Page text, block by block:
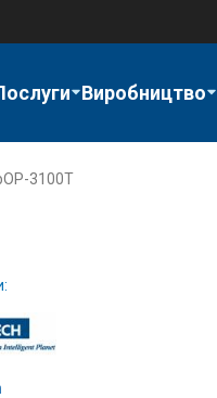
Виробництво
3100T